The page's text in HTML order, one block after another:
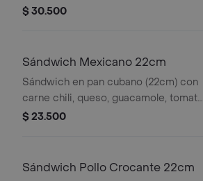
Coleslaw, lechuga, salsa BBQ y salsa
$ 30.500
Sándwich Mexicano 22cm
Sándwich en pan cubano (22cm) con
carne chili, queso, guacamole, tomate,
lechuga y salsa de ajo.
$ 23.500
Sándwich Pollo Crocante 22cm